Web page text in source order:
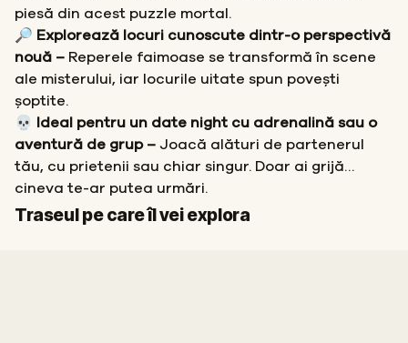
piesă din acest puzzle mortal.
🔎 Explorează locuri cunoscute dintr-o perspectivă
nouă – Reperele faimoase se transformă în scene
ale misterului, iar locurile uitate spun povești
șoptite.
💀 Ideal pentru un date night cu adrenalină sau o
aventură de grup – Joacă alături de partenerul
tău, cu prietenii sau chiar singur. Doar ai grijă…
cineva te-ar putea urmări.
Traseul pe care îl vei explora
Start
Sosire